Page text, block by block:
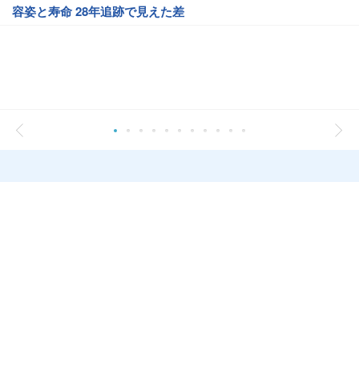
容姿と寿命 28年追跡で見えた差